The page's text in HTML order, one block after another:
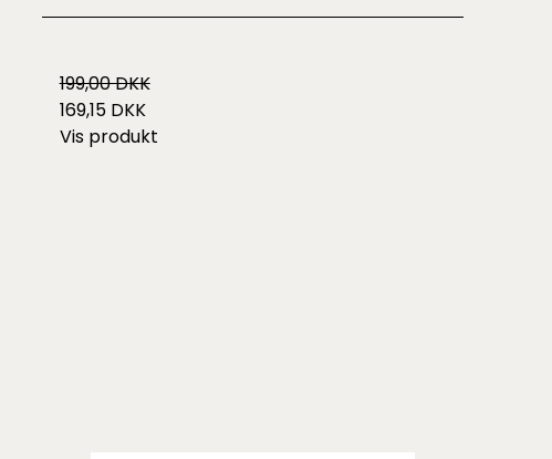
199,00 DKK
169,15 DKK
Vis produkt